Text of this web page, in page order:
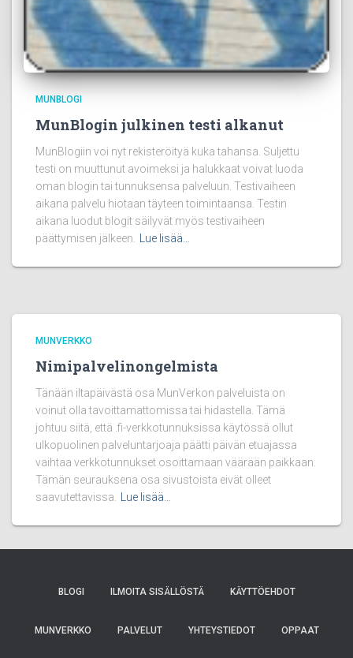
MUNBLOGI
MunBlogin julkinen testi alkanut
MunBlogiin voi nyt rekisteröityä kuka tahansa. Suljettu
testi on muuttunut avoimeksi ja halukkaat voivat luoda
oman blogin tai tunnuksensa palveluun. Testivaiheen
aikana palvelu hiotaan täyteen toimintaansa. Testin
aikana luodut blogit säilyvät myös testivaiheen
päättymisen jälkeen.
Lue lisää…
MUNVERKKO
Nimipalvelinongelmista
Tänään iltapäivästä osa MunVerkon palveluista on
voinut olla tavoittamattomissa tai hidastella. Tämä
johtuu siitä, että .fi-verkkotunnuksissa käytössä ollut
ulkopuolinen palveluntarjoaja päätti päivän etuajassa
vaihtaa verkkotunnukset osoittamaan väärään paikkaan.
Tämän seurauksena osa sivustoista eivät olleet
saavutettavissa.
Lue lisää…
BLOGI ILMOITA SISÄLLÖSTÄ KÄYTTÖEHDOT
MUNVERKKO PALVELUT YHTEYSTIEDOT OPPAAT